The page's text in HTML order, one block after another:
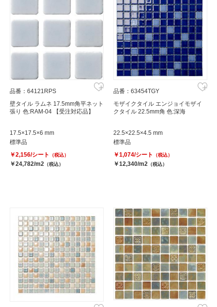
品番：64121RPS
壁タイル ラムネ 17.5mm角平ネット
張り 色:RAM-04 【受注対応品】
17.5×17.5×6 mm
標準品
￥2,156/シート
（税込）
￥24,782/m2 （税込）
品番：63454TGY
モザイクタイル エンジョイモザイ
クタイル 22.5mm角 色:深海
22.5×22.5×4.5 mm
標準品
￥1,074/シート
（税込）
￥12,340/m2 （税込）